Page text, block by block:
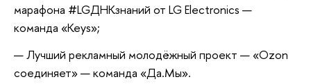
марафона #LGДНКзнаний от LG Electronics —
команда «Keys»;
Лучший рекламный молодёжный проект — «Ozon
соединяет» — команда «Да.Мы».